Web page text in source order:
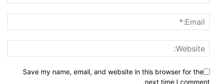
Save my name, email, and website in this browser for the
next time I comment.